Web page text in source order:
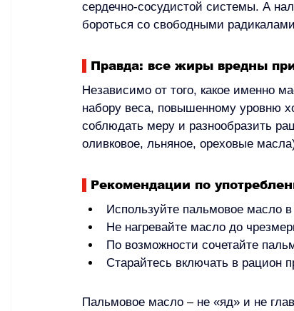
сердечно-сосудистой системы. А
бороться со свободными
Правда: все жиры вредны
Независимо от того, какое именно
набору веса, повышенному уровню
соблюдать меру и разнообразить
оливковое, льняное, ореховые
Рекомендации по
Используйте пальмовое масло
Не нагревайте масло до
По возможности сочетайте
Старайтесь включать в рацион
Пальмовое масло – не «яд» и не